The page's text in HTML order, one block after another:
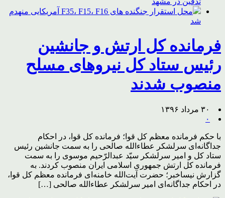
محل استقرار جنگنده های F35، F15، F16 آمریکایی منهدم
شد
فرمانده کل ارتش و جانشین
رئیس ستاد کل نیروهای مسلح
منصوب شدند
۳۰ مرداد ۱۳۹۶
۰
با حکم فرمانده معظم کل قوا؛ فرمانده کل قوا، در احکام
جداگانه‌ای سرلشکر عطاءالله صالحی را به سمت جانشین رئیس
ستاد کل و امیر سرلشکر سیّد عبدالرّحیم موسوی را به سمت
فرمانده کل ارتش جمهوری اسلامی ایران منصوب کردند. به
گزارش نیساخبر؛ حضرت آیت‌الله خامنه‌ای فرمانده معظم کل قوا،
در احکام جداگانه‌ای امیر سرلشکر عطاءالله صالحی […]